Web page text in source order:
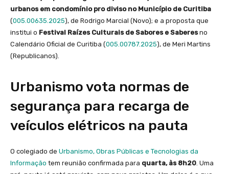
urbanos em condomínio pro divisono Município de Curitiba
(005.00635.2025), de Rodrigo Marcial (Novo); e a proposta que
institui o Festival Raízes Culturais de Sabores e Saberesno
Calendário Oficial de Curitiba (005.00787.2025), de Meri Martins
(Republicanos).
Urbanismo vota normas de
segurança para recarga de
veículos elétricos na pauta
O colegiado de Urbanismo, Obras Públicas e Tecnologias da
Informação tem reunião confirmada para quarta, às 8h20. Uma